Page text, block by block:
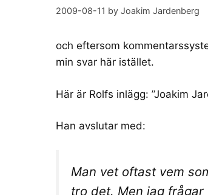
2009-08-11 by Joakim Jardenberg
och eftersom
min svar här istället.
Här är Rolfs inlägg: ”Joakim
Han avslutar med:
Man vet oftast vem
tro det. Men jag